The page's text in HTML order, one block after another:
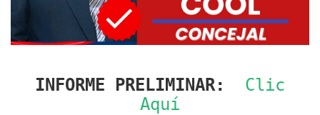
INFORME PRELIMINAR:
Clic
Aquí